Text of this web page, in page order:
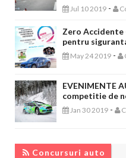
Jul 10 2019 -
Zero Accidente
pentru
May 24 2019 -
EVENIMENTE
competitie de
Jan 30 2019 -
Concursuri auto